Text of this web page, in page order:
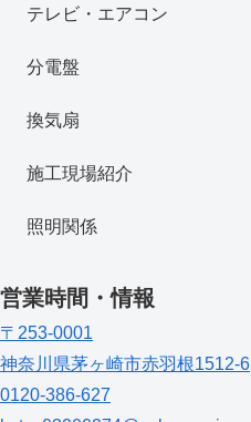
テレビ・エアコン
分電盤
換気扇
施工現場紹介
照明関係
営業時間・情報
〒253-0001
神奈川県茅ヶ崎市赤羽根1512-6
0120-386-627